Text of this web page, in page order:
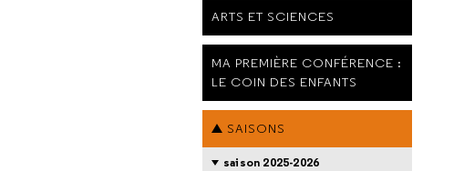
ARTS ET SCIENCES
MA PREMIÈRE CONFÉRENCE :
LE COIN DES ENFANTS
SAISONS
saison 2025-2026